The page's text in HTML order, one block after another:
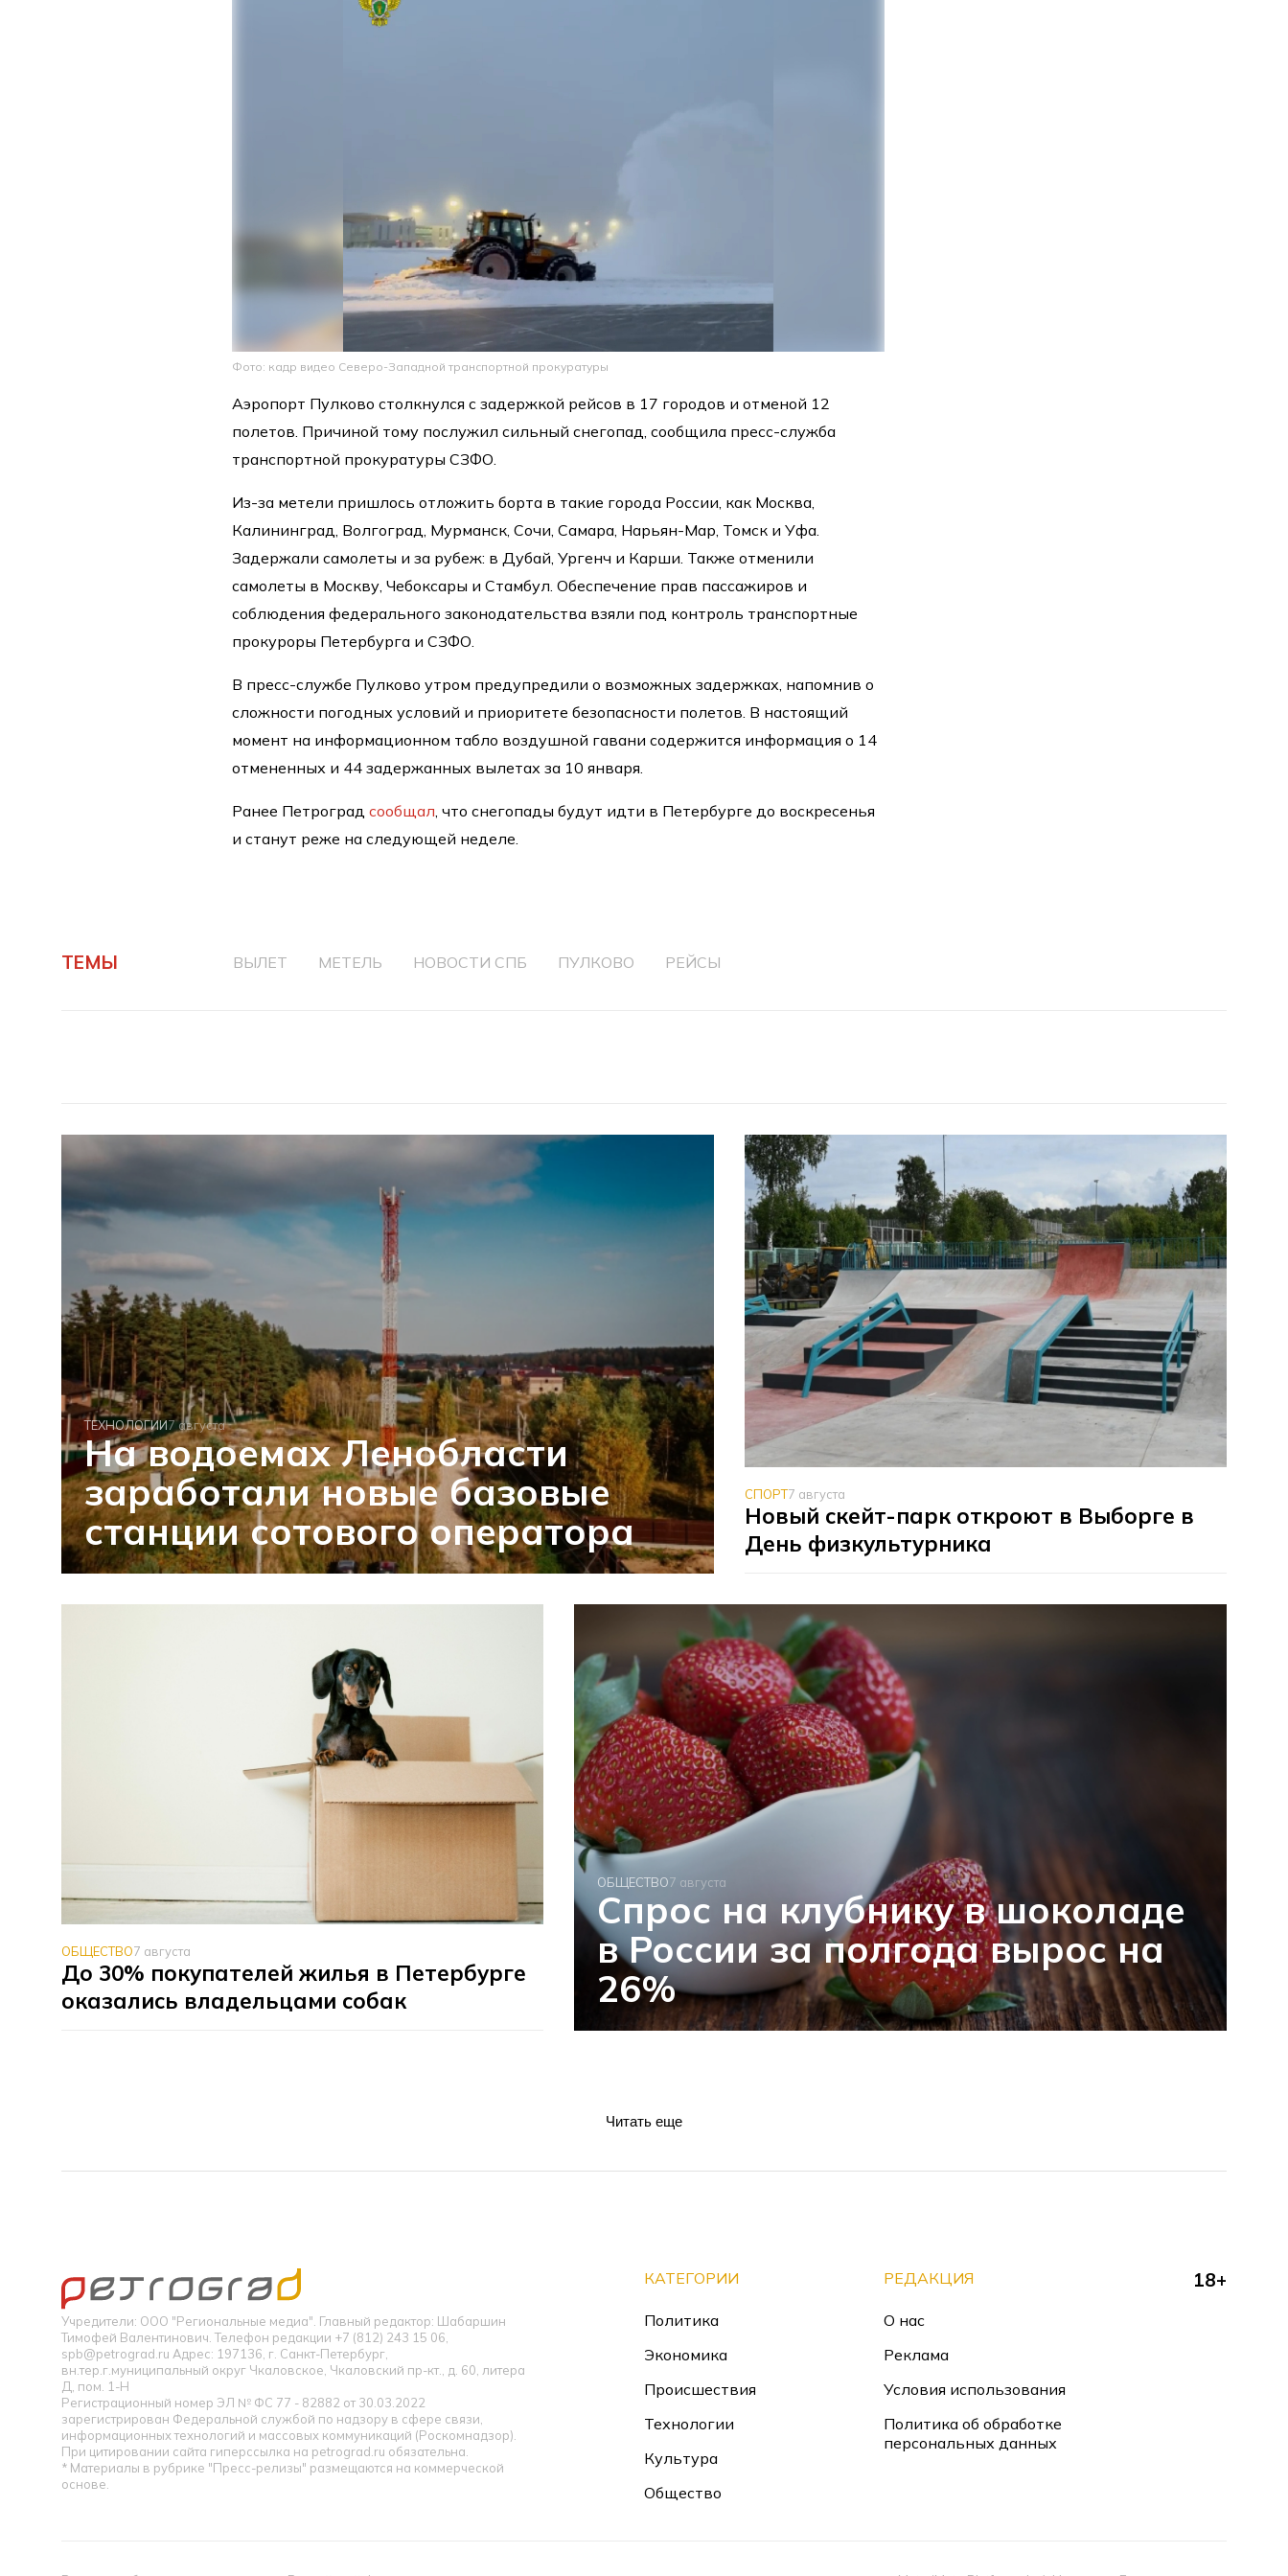
Фото: кадр видео Северо-Западной транспортной прокуратуры
Аэропорт Пулково столкнулся с задержкой рейсов в 17 городов и отменой 12
полетов. Причиной тому послужил сильный снегопад, сообщила пресс-служба
транспортной прокуратуры СЗФО.
Из-за метели пришлось отложить борта в такие города России, как Москва,
Калининград, Волгоград, Мурманск, Сочи, Самара, Нарьян-Мар, Томск и Уфа.
Задержали самолеты и за рубеж: в Дубай, Ургенч и Карши. Также отменили
самолеты в Москву, Чебоксары и Стамбул. Обеспечение прав пассажиров и
соблюдения федерального законодательства взяли под контроль транспортные
прокуроры Петербурга и СЗФО.
В пресс-службе Пулково утром предупредили о возможных задержках, напомнив о
сложности погодных условий и приоритете безопасности полетов. В настоящий
момент на информационном табло воздушной гавани содержится информация о 14
отмененных и 44 задержанных вылетах за 10 января.
Ранее Петроградсообщал , что снегопады будут идти в Петербурге до воскресенья
и станут реже на следующей неделе.
ТЕМЫ ВЫЛЕТ МЕТЕЛЬ НОВОСТИ СПБ ПУЛКОВО РЕЙСЫ
ТЕХНОЛОГИИ7 августа
На водоемах Ленобласти
заработали новые базовые
станции сотового оператора
СПОРТ7 августа
Новый скейт-парк откроют в Выборге в
День физкультурника
ОБЩЕСТВО7 августа
До 30% покупателей жилья в Петербурге
оказались владельцами собак
ОБЩЕСТВО7 августа
Спрос на клубнику в шоколаде
в России за полгода вырос на
26%
Читать еще
Учредители: ООО "Региональные медиа". Главный редактор: Шабаршин
Тимофей Валентинович. Телефон редакции +7 (812) 243 15 06,
spb@petrograd.ru Адрес: 197136, г. Санкт-Петербург,
вн.тер.г.муниципальный округ Чкаловское, Чкаловский пр-кт., д. 60, литера
Д, пом. 1-Н
Регистрационный номер ЭЛ № ФС 77 - 82882 от 30.03.2022
зарегистрирован Федеральной службой по надзору в сфере связи,
информационных технологий и массовых коммуникаций (Роскомнадзор).
При цитировании сайта гиперссылка на petrograd.ru обязательна.
* Материалы в рубрике "Пресс-релизы" размещаются на коммерческой
основе.
КАТЕГОРИИ
Политика
Экономика
Происшествия
Технологии
Культура
Общество
РЕДАКЦИЯ
О нас
Реклама
Условия использования
Политика об обработке
персональных данных
18+